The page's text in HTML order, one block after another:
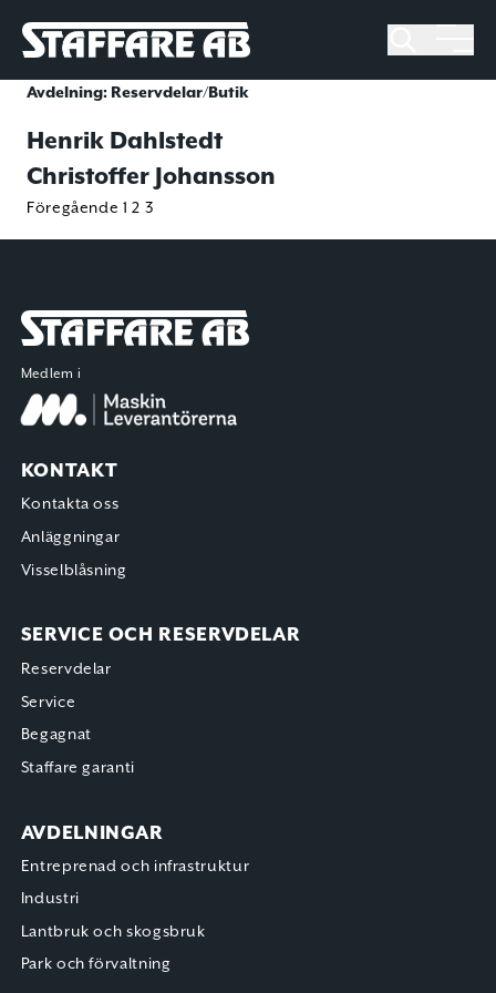
Skip
content
Staffare AB
Avdelning: Reservdelar/Butik
Henrik Dahlstedt
Christoffer Johansson
Sidnumrering
Föregående 1 2 3
Staffare AB
Medlem i
KONTAKT
Kontakta oss
Anläggningar
Visselblåsning
SERVICE OCH RESERVDELAR
Reservdelar
Service
Begagnat
Staffare garanti
AVDELNINGAR
Entreprenad och infrastruktur
Industri
Lantbruk och skogsbruk
Park och förvaltning